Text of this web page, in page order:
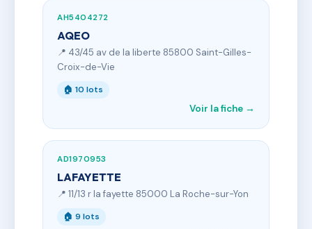
AH5404272
AQEO
📍 43/45 av de la liberte 85800 Saint-Gilles-
Croix-de-Vie
🏠 10 lots
Voir la fiche →
AD1970953
LAFAYETTE
📍 11/13 r la fayette 85000 La Roche-sur-Yon
🏠 9 lots